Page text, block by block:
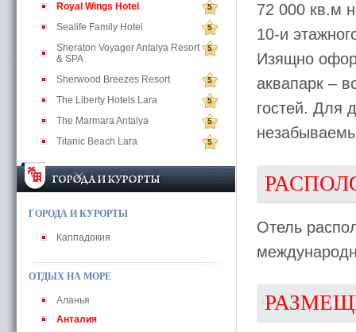
Royal Wings Hotel 5
Sealife Family Hotel 5
Sheraton Voyager Antalya Resort
& SPA
5
Sherwood Breezes Resort 5
The Liberty Hotels Lara 5
The Marmara Antalya 5
Titanic Beach Lara 5
ГОРОДА И КУРОРТЫ
Каппадокия
ОТДЫХ НА МОРЕ
Аланья
Анталия
72 000 кв.м
10-и
Изящно
аквапарк –
гостей. Для
Отель